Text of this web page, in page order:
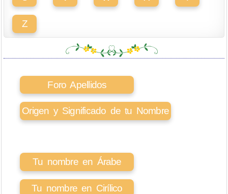
Z
Foro Apellidos
Origen y Significado de tu Nombre
Tu nombre en Árabe
Tu nombre en Cirílico